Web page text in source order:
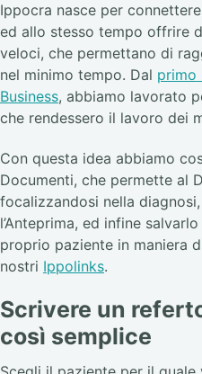
Ippocra nasce per
ed allo stesso tempo offrire
veloci, che permettano di
nel minimo tempo. Dal primo
Business, abbiamo lavorato
che rendessero il lavoro dei
Con questa idea abbiamo
Documenti, che permette al
focalizzandosi nella
l’Anteprima, ed infine
proprio paziente in maniera
nostri Ippolinks.
Scrivere un
così semplice